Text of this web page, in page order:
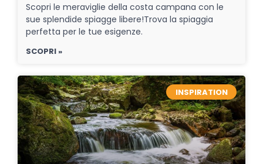
Scopri le meraviglie della costa campana con le
sue splendide spiagge libere!Trova la spiaggia
perfetta per le tue esigenze.
SCOPRI »
INSPIRATION